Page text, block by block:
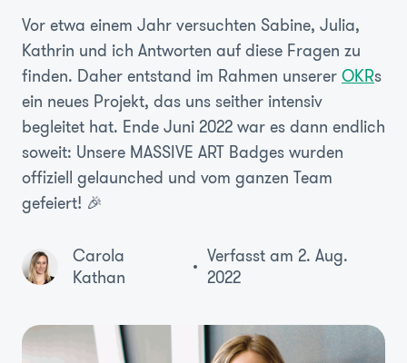
Vor etwa einem Jahr versuchten Sabine, Julia,
Kathrin und ich Antworten auf diese Fragen zu
finden. Daher entstand im Rahmen unsererOKRs
ein neues Projekt, das uns seither intensiv
begleitet hat. Ende Juni 2022 war es dann endlich
soweit: Unsere MASSIVE ART Badges wurden
offiziell gelaunched und vom ganzen Team
gefeiert! 🎉
Carola
Kathan
Verfasst am 2. Aug.
2022